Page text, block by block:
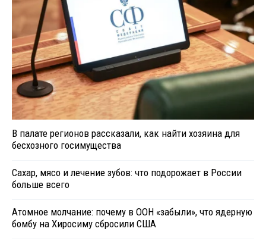
В палате регионов рассказали, как найти хозяина для
бесхозного госимущества
Сахар, мясо и лечение зубов: что подорожает в России
больше всего
Атомное молчание: почему в ООН «забыли», что ядерную
бомбу на Хиросиму сбросили США